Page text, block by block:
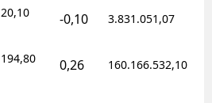
20,10 -0,10 3.831.051,07
194,80 0,26 160.166.532,10